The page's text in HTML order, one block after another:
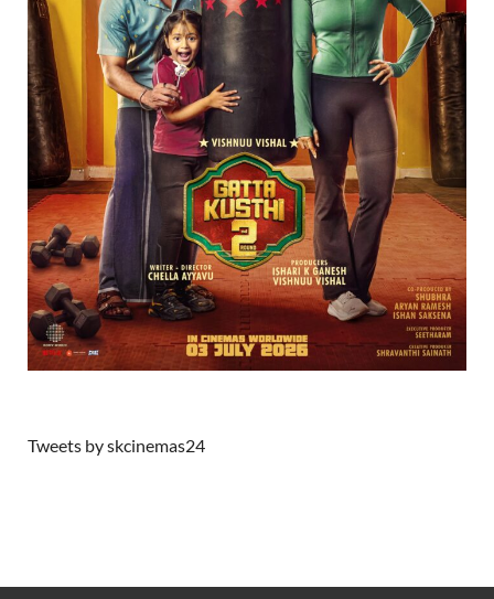
Tweets by skcinemas24